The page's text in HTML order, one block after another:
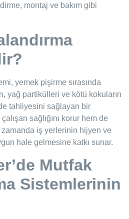
montaj ve bakım gibi
yemek pişirme sırasında
yağ partikülleri ve kötü kokuların
tahliyesini sağlayan bir
sağlığını korur hem de
zamanda iş yerlerinin hijyen ve
hale gelmesine katkı sunar.
Mutfak
Sistemlerinin